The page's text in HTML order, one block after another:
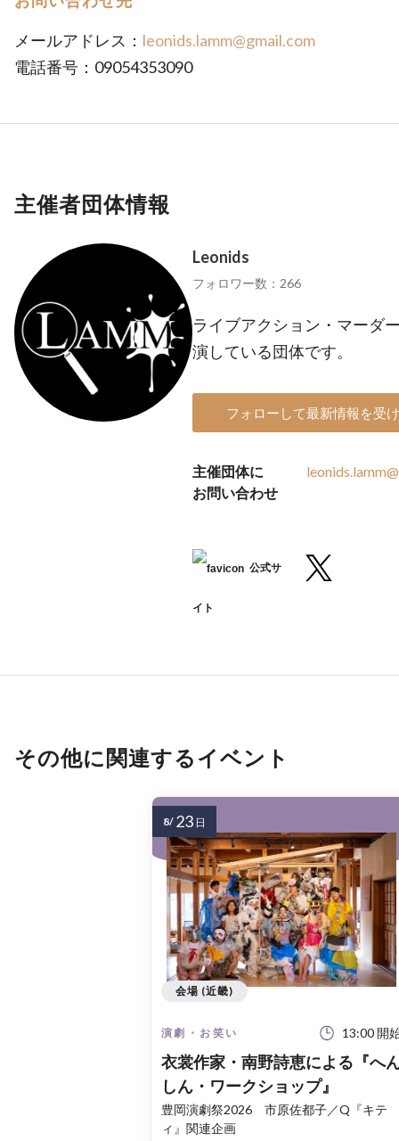
メールアドレス： leonids.lamm@gmail.com
電話番号：09054353090
主催者団体情報
Leonids
フォロワー数：266
ライブアクション・マーダ
演している団体です。
フォローして最新情報を受
主催団体に
お問い合わせ
公式サ
イト
その他に関連するイベント
演劇・お笑い 13:00 開
衣裳作家・南野詩恵による『へ
しん・ワークショップ』
豊岡演劇祭2026 市原佐都子／Q『キテ
ィ』関連企画
会場 (近畿)
8/ 23 日